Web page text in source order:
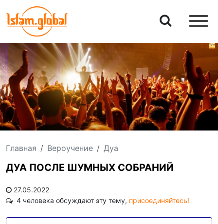
Главная Вероучение Дуа
ДУА ПОСЛЕ ШУМНЫХ СОБРАНИЙ
27.05.2022
4 человека обсуждают эту тему, присоединяйтесь!